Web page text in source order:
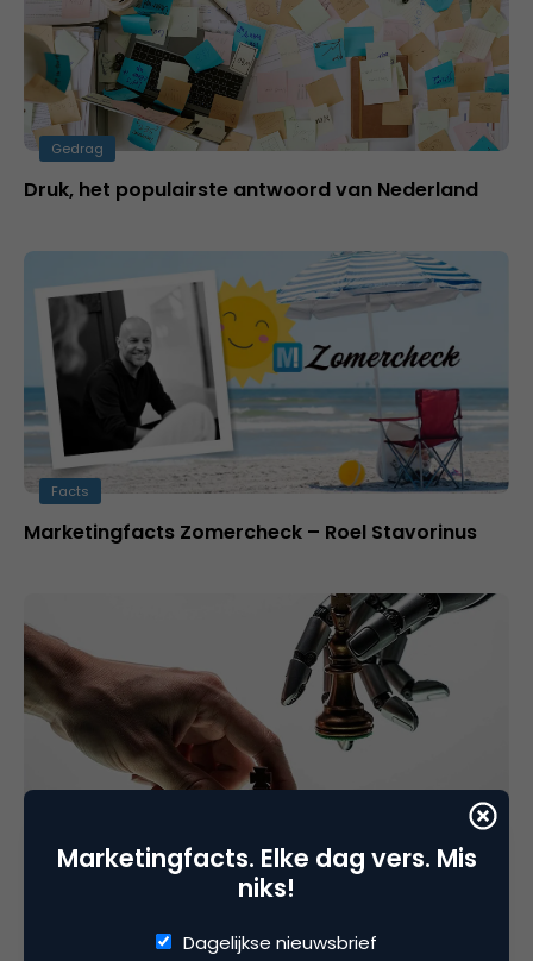
Gedrag
Druk, het populairste antwoord van Nederland
Facts
Marketingfacts Zomercheck – Roel Stavorinus
AI: Zorgen we voor vooruitgang of voor
Marketingfacts. Elke dag vers. Mis
niks!
Dagelijkse nieuwsbrief